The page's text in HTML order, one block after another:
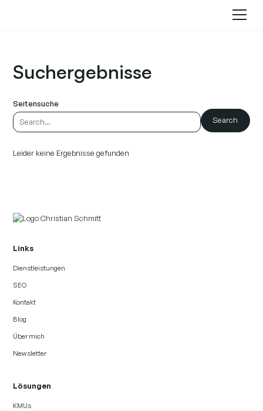
Suchergebnisse
Seitensuche
Leider keine Ergebnisse gefunden
Links
Dienstleistungen
SEO
Kontakt
Blog
Über mich
Newsletter
Lösungen
KMUs